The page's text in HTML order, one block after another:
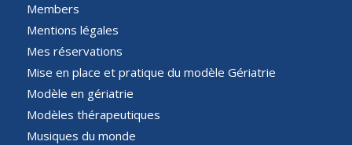
Members
Mentions légales
Mes réservations
Mise en place et pratique du modèle Gériatrie
Modèle en gériatrie
Modèles thérapeutiques
Musiques du monde